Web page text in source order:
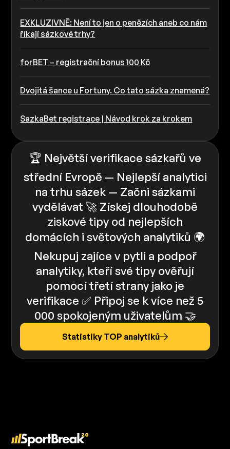
EXKLUZIVNĚ: Není to jen o penězích aneb co nám
říkají sázkové trhy?
forBET – registrační bonus 100 Kč
Dvojitá šance u Fortuny. Co tato sázka znamená?
SazkaBet registrace | Návod krok za krokem
🏆 Největší verifikace sázkařů ve
střední Evropě — Nejlepší analytici
na trhu sázek — Začni sázkami
vydělávat 🚀 Získej dlouhodobě
ziskové tipy od nejlepších
domácích i světových analytiků 🌍
Nekupuj zajíce v pytli a podpoř
analytiky, kteří své tipy ověřují
pomocí třetí strany jako je
verifikace ✅️️ Připoj se k více než 5
000 spokojeným uživatelům 🤝
Statistiky TOP analytiků